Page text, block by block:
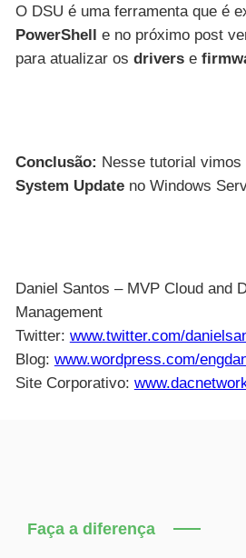
O DSU é uma ferramenta que é
PowerShell
e no próximo post
para atualizar os driverse
Conclusão: Nesse tutorial
System Updateno Windows
Daniel Santos – MVP Cloud and
Management
Twitter: www.twitter.com/
Blog: www.wordpress.com/
Site Corporativo:
Faça a diferença